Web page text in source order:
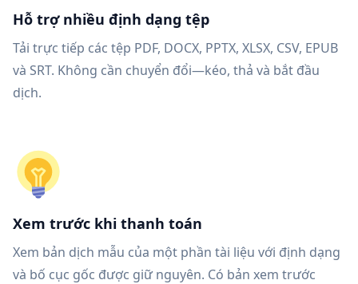
Hỗ trợ nhiều định dạng tệp
Tải trực tiếp các tệp PDF, DOCX, PPTX, XLSX, CSV, EPUB
và SRT. Không cần chuyển đổi—kéo, thả và bắt đầu
dịch.
Xem trước khi thanh toán
Xem bản dịch mẫu của một phần tài liệu với định dạng
và bố cục gốc được giữ nguyên. Có bản xem trước